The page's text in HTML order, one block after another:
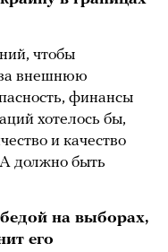
чтобы
за внешнюю
финансы
хотелось бы,
и качество
должно быть
на выборах,
его